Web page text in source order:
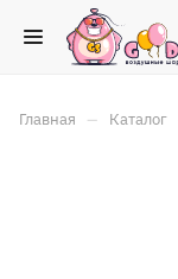
Главная – Каталог